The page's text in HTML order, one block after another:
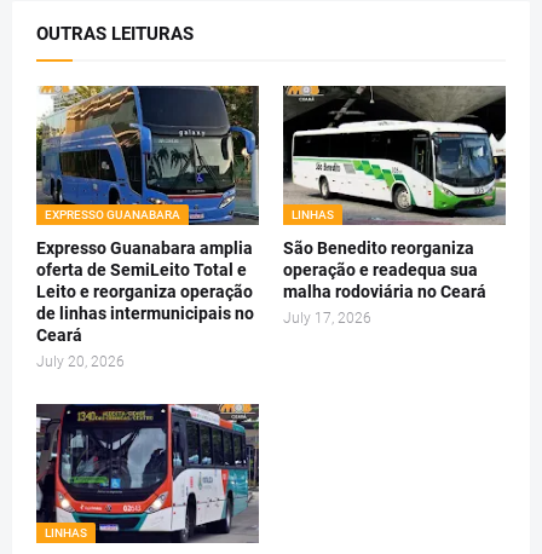
OUTRAS LEITURAS
EXPRESSO GUANABARA
Expresso Guanabara amplia
oferta de SemiLeito Total e
Leito e reorganiza operação
de linhas intermunicipais no
Ceará
July 20, 2026
LINHAS
São Benedito reorganiza
operação e readequa sua
malha rodoviária no Ceará
July 17, 2026
LINHAS